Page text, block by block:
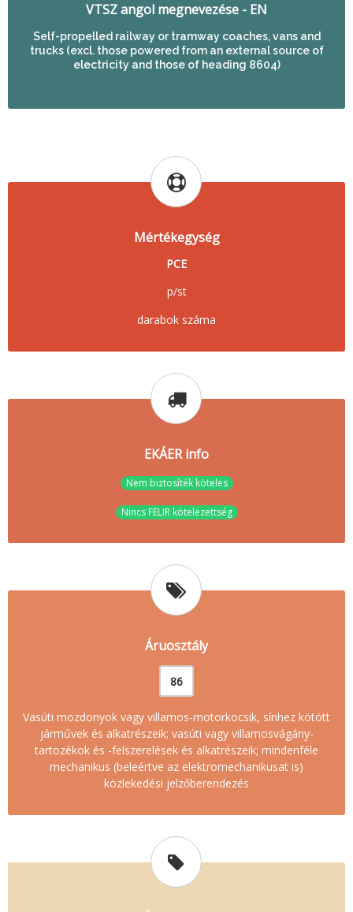
VTSZ angol megnevezése - EN
Self-propelled railway or tramway coaches, vans and
trucks (excl. those powered from an external source of
electricity and those of heading 8604)
Mértékegység
PCE
p/st
darabok száma
EKÁER info
Nem biztosíték köteles
Nincs FELIR kötelezettség
Áruosztály
86
Vasúti mozdonyok vagy villamos-motorkocsik, sínhez kötött
járművek és alkatrészeik; vasúti vagy villamosvágány-
tartozékok és -felszerelések és alkatrészeik; mindenféle
mechanikus (beleértve az elektromechanikusat is)
közlekedési jelzőberendezés